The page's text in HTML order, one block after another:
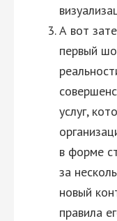
А вот
первый
услуг,
в форме
за
новый
правила